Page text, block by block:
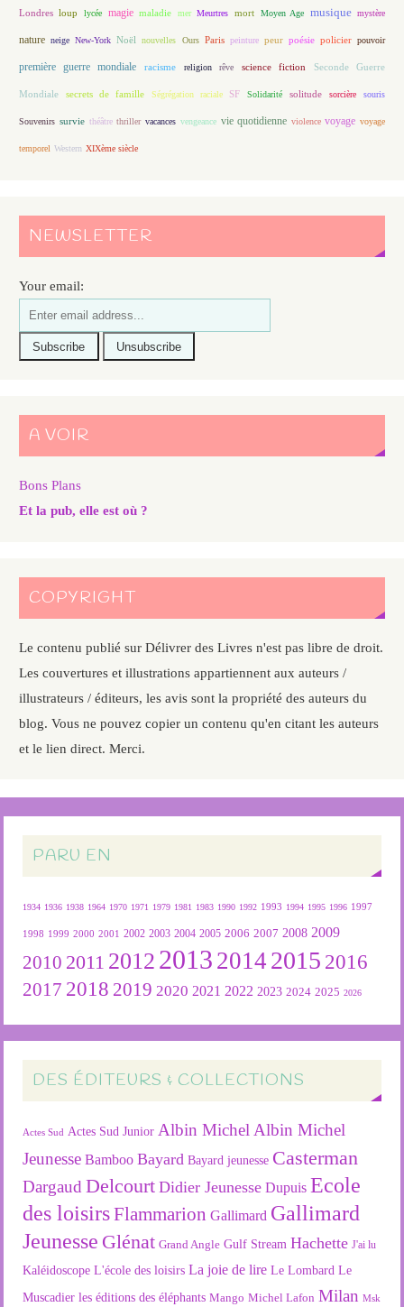
Londres loup lycée magie maladie mer Meurtres mort Moyen Age musique mystère
nature neige New-York Noël nouvelles Ours Paris peinture peur poésie policier pouvoir
première guerre mondiale racisme religion rêve science fiction Seconde Guerre
Mondiale secrets de famille Ségrégation raciale SF Solidarité solitude sorcière souris
Souvenirs survie théâtre thriller vacances vengeance vie quotidienne violence voyage voyage
temporel Western XIXème siècle
NEWSLETTER
Your email:
A VOIR
Bons Plans
Et la pub, elle est où ?
COPYRIGHT
Le contenu publié sur Délivrer des Livres n'est pas libre de droit.
Les couvertures et illustrations appartiennent aux auteurs /
illustrateurs / éditeurs, les avis sont la propriété des auteurs du
blog. Vous ne pouvez copier un contenu qu'en citant les auteurs
et le lien direct. Merci.
PARU EN
1934 1936 1938 1964 1970 1971 1979 1981 1983 1990 1992 1993 1994 1995 1996 1997
1998 1999 2000 2001 2002 2003 2004 2005 2006 2007 2008 2009
2010 2011 2012 2013 2014 2015 2016
2017 2018 2019 2020 2021 2022 2023 2024 2025 2026
DES ÉDITEURS & COLLECTIONS
Actes Sud Actes Sud Junior Albin Michel Albin Michel
Jeunesse Bamboo Bayard Bayard jeunesse Casterman
Dargaud Delcourt Didier Jeunesse Dupuis Ecole
des loisirsFlammarion Gallimard Gallimard
Jeunesse Glénat Grand Angle Gulf Stream Hachette J'ai lu
Kaléidoscope L'école des loisirs La joie de lire Le Lombard Le
Muscadier les éditions des éléphants Mango Michel Lafon Milan Msk